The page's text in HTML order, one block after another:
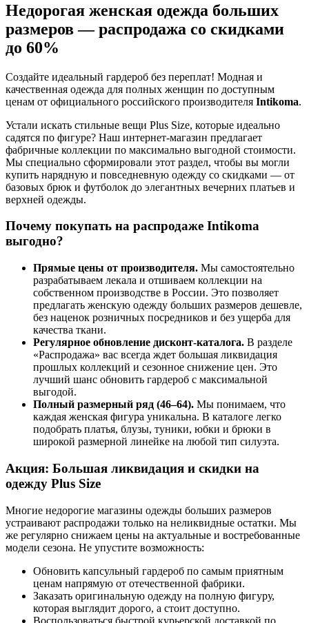
Недорогая женская одежда больших
размеров — распродажа со скидками
до 60%
Создайте идеальный гардероб без переплат! Модная и
качественная одежда для полных женщин по доступным
ценам от официального российского производителя Intikoma.
Устали искать стильные вещи Plus Size, которые идеально
садятся по фигуре? Наш интернет-магазин предлагает
фабричные коллекции по максимально выгодной стоимости.
Мы специально сформировали этот раздел, чтобы вы могли
купить нарядную и повседневную одежду со скидками — от
базовых брюк и футболок до элегантных вечерних платьев и
верхней одежды.
Почему покупать на распродаже Intikoma
выгодно?
Прямые цены от производителя. Мы самостоятельно
разрабатываем лекала и отшиваем коллекции на
собственном производстве в России. Это позволяет
предлагать женскую одежду больших размеров дешевле,
без наценок розничных посредников и без ущерба для
качества ткани.
Регулярное обновление дисконт-каталога. В разделе
«Распродажа» вас всегда ждет большая ликвидация
прошлых коллекций и сезонное снижение цен. Это
лучший шанс обновить гардероб с максимальной
выгодой.
Полный размерный ряд (46–64). Мы понимаем, что
каждая женская фигура уникальна. В каталоге легко
подобрать платья, блузы, туники, юбки и брюки в
широкой размерной линейке на любой тип силуэта.
Акция: Большая ликвидация и скидки на
одежду Plus Size
Многие недорогие магазины одежды больших размеров
устраивают распродажи только на неликвидные остатки. Мы
же регулярно снижаем цены на актуальные и востребованные
модели сезона. Не упустите возможность:
Обновить капсульный гардероб по самым приятным
ценам напрямую от отечественной фабрики.
Заказать оригинальную одежду на полную фигуру,
которая выглядит дорого, а стоит доступно.
Воспользоваться быстрой курьерской доставкой по